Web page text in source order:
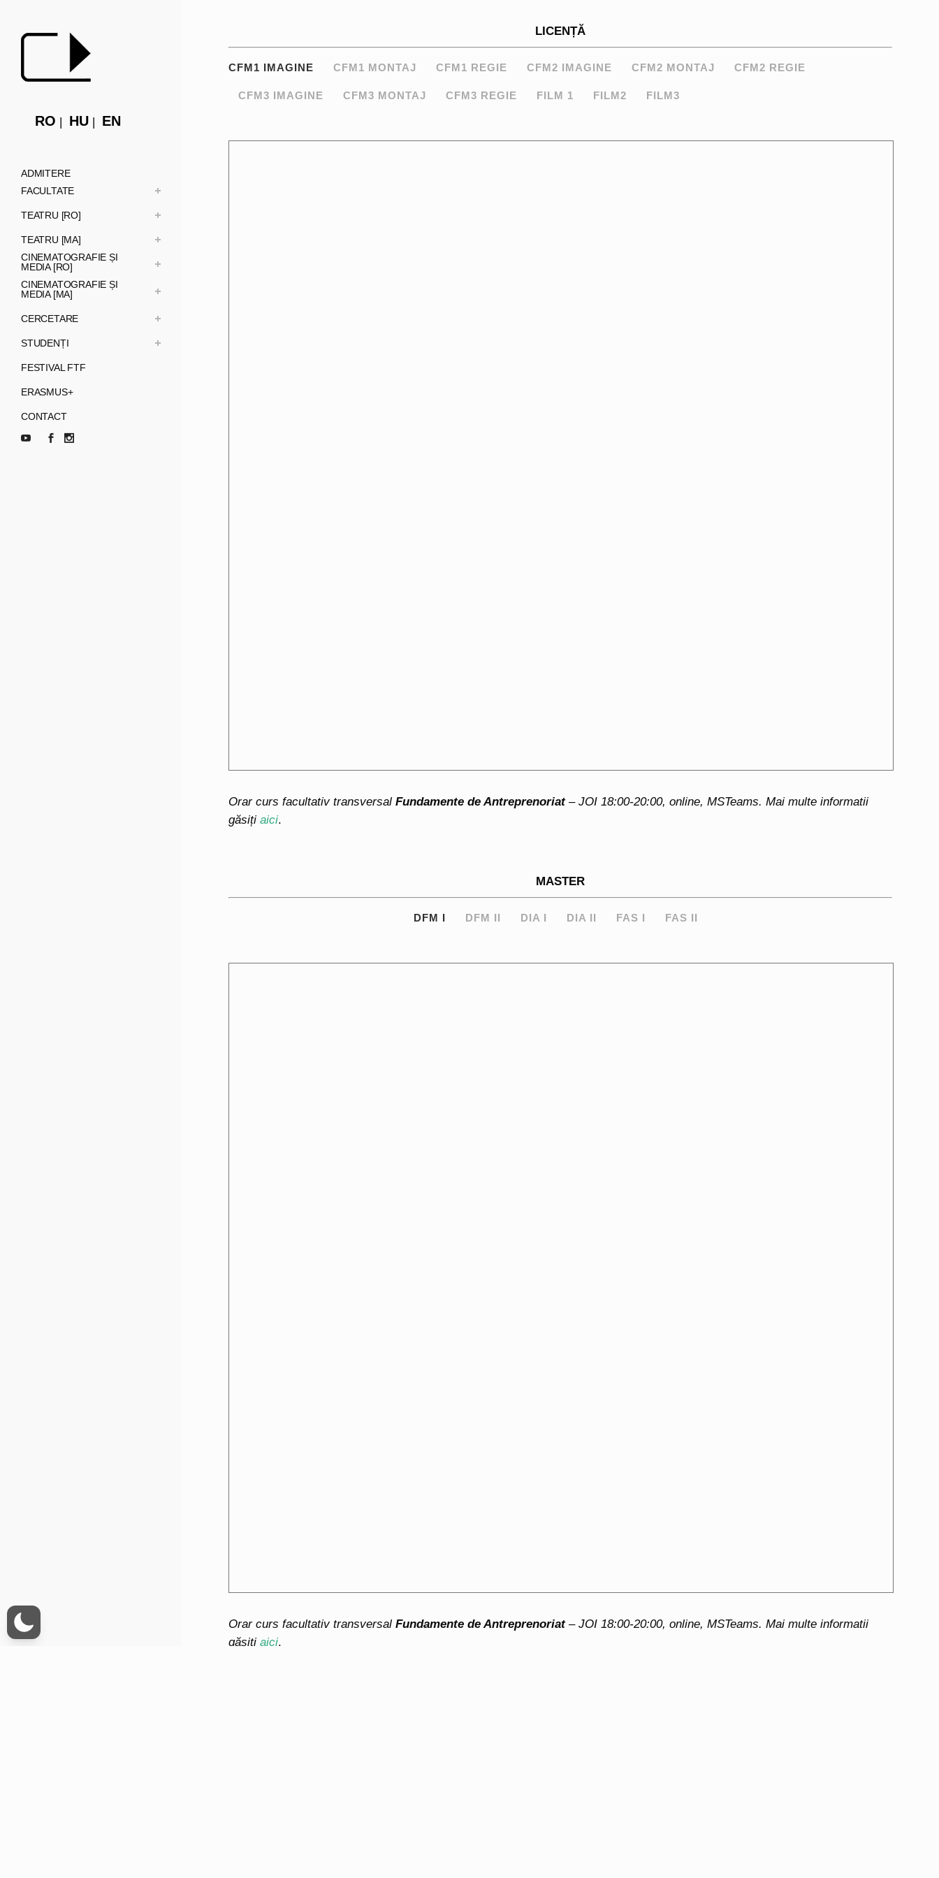
RO HU EN
ADMITERE
FACULTATE
TEATRU [RO]
TEATRU [MA]
CINEMATOGRAFIE ȘI
MEDIA [RO]
CINEMATOGRAFIE ȘI
MEDIA [MA]
CERCETARE
STUDENȚI
FESTIVAL FTF
ERASMUS+
CONTACT
LICENȚĂ
CFM1 IMAGINE CFM1 MONTAJ CFM1 REGIE CFM2 IMAGINE CFM2 MONTAJ CFM2 REGIE
CFM3 IMAGINE CFM3 MONTAJ CFM3 REGIE FILM 1 FILM2 FILM3
Orar curs facultativ transversal Fundamente de Antreprenoriat – JOI 18:00-20:00, online, MSTeams. Mai multe informatii
găsiți aici.
MASTER
DFM I DFM II DIA I DIA II FAS I FAS II
Orar curs facultativ transversal Fundamente de Antreprenoriat – JOI 18:00-20:00, online, MSTeams. Mai multe informatii
găsiți aici.